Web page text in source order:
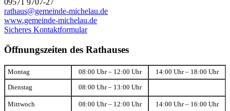
rathaus@gemeinde-michelau.de
www.gemeinde-michelau.de
Sicheres Kontaktformular
Öffnungszeiten des Rathauses
Montag 08:00 Uhr – 12:00 Uhr 14:00 Uhr – 18:00 Uhr
Dienstag 08:00 Uhr – 13:00 Uhr
Mittwoch 08:00 Uhr – 12:00 Uhr 14:00 Uhr – 16:00 Uhr